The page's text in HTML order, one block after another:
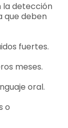
la detección
que deben
fuertes.
meses.
oral.
o